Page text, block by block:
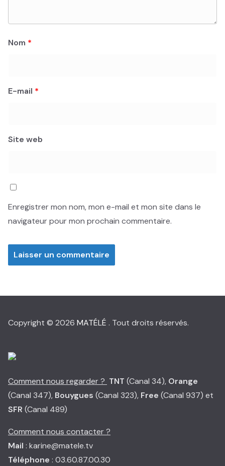
Nom *
E-mail *
Site web
Enregistrer mon nom, mon e-mail et mon site dans le
navigateur pour mon prochain commentaire.
Copyright © 2026 MATÉLÉ . Tout droits réservés.
Comment nous regarder ? TNT (Canal 34), Orange
(Canal 347), Bouygues (Canal 323), Free (Canal 937) et
SFR (Canal 489)
Comment nous contacter ?
Mail : karine@matele.tv
Téléphone : 03.60.87.00.30